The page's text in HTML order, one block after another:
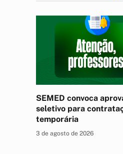
SEMED convoca
seletivo para
temporária
3 de agosto de 2026